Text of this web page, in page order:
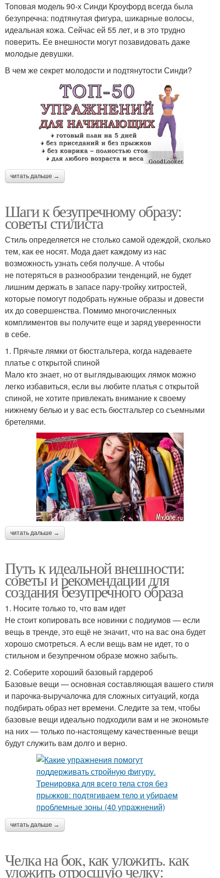
Топовая модель 90-х Синди Кроуфорд всегда была
безупречна: подтянутая фигура, шикарные волосы,
идеальная кожа. Сейчас ей 55 лет, и в это трудно
поверить. Ее внешности могут позавидовать даже
молодые девушки.
В чем же секрет молодости и подтянутости Синди?
читать дальше →
Шаги к безупречному образу:
советы стилиста
Стиль определяется не столько самой одеждой, сколько
тем, как ее носят. Мода дает каждому из нас
возможность узнать себя получше. А чтобы
не потеряться в разнообразии тенденций, не будет
лишним держать в запасе пару-тройку хитростей,
которые помогут подобрать нужные образы и довести
их до совершенства. Помимо многочисленных
комплиментов вы получите еще и заряд уверенности
в себе.
1. Прячьте лямки от бюстгальтера, когда надеваете
платье с открытой спиной
Мало кто знает, но от выглядывающих лямок можно
легко избавиться, если вы любите платья с открытой
спиной, не хотите привлекать внимание к своему
нижнему белью и у вас есть бюстгальтер со съемными
бретелями.
читать дальше →
Путь к идеальной внешности:
советы и рекомендации для
создания безупречного образа
1. Носите только то, что вам идет
Не стоит копировать все новинки с подиумов — если
вещь в тренде, это ещё не значит, что на вас она будет
хорошо смотреться. А если вещь вам не идет, то о
стильном и безупречном образе можно забыть.
2. Соберите хороший базовый гардероб
Базовые вещи — основная составляющая вашего стиля
и парочка-выручалочка для сложных ситуаций, когда
подбирать образ нет времени. Следите за тем, чтобы
базовые вещи идеально подходили вам и не экономьте
на них — только по-настоящему качественные вещи
будут служить вам долго и верно.
читать дальше →
Челка на бок, как уложить. как
уложить отросшую челку: